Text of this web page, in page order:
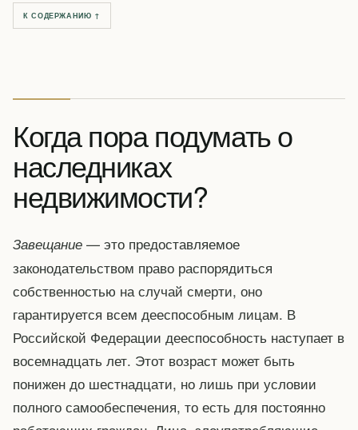
К СОДЕРЖАНИЮ ↑
Когда пора подумать о
наследниках
недвижимости?
Завещание — это предоставляемое
законодательством право распорядиться
собственностью на случай смерти, оно
гарантируется всем дееспособным лицам. В
Российской Федерации дееспособность наступает в
восемнадцать лет. Этот возраст может быть
понижен до шестнадцати, но лишь при условии
полного самообеспечения, то есть для постоянно